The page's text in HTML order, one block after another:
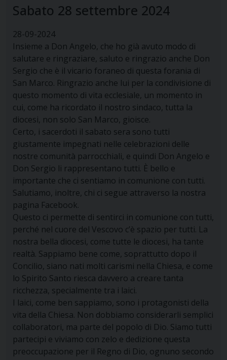
Sabato 28 settembre 2024
28-09-2024
Insieme a Don Angelo, che ho già avuto modo di
salutare e ringraziare, saluto e ringrazio anche Don
Sergio che è il vicario foraneo di questa forania di
San Marco. Ringrazio anche lui per la condivisione di
questo momento di vita ecclesiale, un momento in
cui, come ha ricordato il nostro sindaco, tutta la
diocesi, non solo San Marco, gioisce.
Certo, i sacerdoti il sabato sera sono tutti
giustamente impegnati nelle celebrazioni delle
nostre comunità parrocchiali, e quindi Don Angelo e
Don Sergio li rappresentano tutti. È bello e
importante che ci sentiamo in comunione con tutti.
Salutiamo, inoltre, chi ci segue attraverso la nostra
pagina Facebook.
Questo ci permette di sentirci in comunione con tutti,
perché nel cuore del Vescovo c’è spazio per tutti. La
nostra bella diocesi, come tutte le diocesi, ha tante
realtà. Sappiamo bene come, soprattutto dopo il
Concilio, siano nati molti carismi nella Chiesa, e come
lo Spirito Santo riesca davvero a creare tanta
ricchezza, specialmente tra i laici.
I laici, come ben sappiamo, sono i protagonisti della
vita della Chiesa. Non dobbiamo considerarli semplici
collaboratori, ma parte del popolo di Dio. Siamo tutti
partecipi e viviamo con zelo e dedizione questa
preoccupazione per il Regno di Dio, ognuno secondo